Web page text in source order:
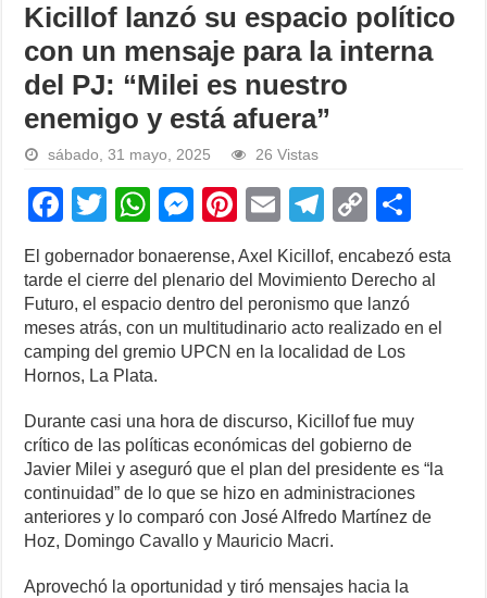
Kicillof lanzó su espacio político
con un mensaje para la interna
del PJ: “Milei es nuestro
enemigo y está afuera”
sábado, 31 mayo, 2025 26 Vistas
F
a
c
e
b
o
o
k
T
wi
tt
er
W
at
s
A
p
p
M
ss
e
n
er
Pi
nt
er
e
st
E
m
ail
T
el
e
gr
a
C
o
p
y
Li
k
h
ar
El gobernador bonaerense, Axel Kicillof, encabezó esta
tarde el cierre del plenario del Movimiento Derecho al
Futuro, el espacio dentro del peronismo que lanzó
meses atrás, con un multitudinario acto realizado en el
camping del gremio UPCN en la localidad de Los
Hornos, La Plata.
Durante casi una hora de discurso, Kicillof fue muy
crítico de las políticas económicas del gobierno de
Javier Milei y aseguró que el plan del presidente es “la
continuidad” de lo que se hizo en administraciones
anteriores y lo comparó con José Alfredo Martínez de
Hoz, Domingo Cavallo y Mauricio Macri.
Aprovechó la oportunidad y tiró mensajes hacia la